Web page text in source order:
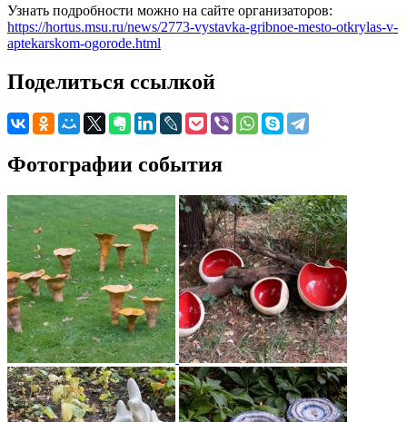
Узнать подробности можно на сайте организаторов:
https://hortus.msu.ru/news/2773-vystavka-gribnoe-mesto-otkrylas-v-
aptekarskom-ogorode.html
Поделиться ссылкой
Фотографии события